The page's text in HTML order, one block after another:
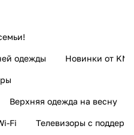
одежды Новинки от KMI
Верхняя одежда на весну
Fi Телевизоры с